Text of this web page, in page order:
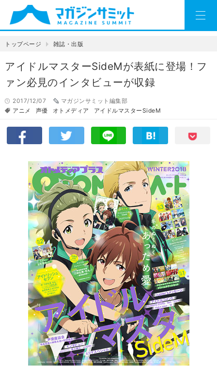
トップページ 雑誌・出版
アイドルマスターSideMが表紙に登場！フ
ァン必見のインタビューが収録
2017/12/07
マガジンサミット編集部
アニメ
声優 オトメディア アイドルマスターSideM